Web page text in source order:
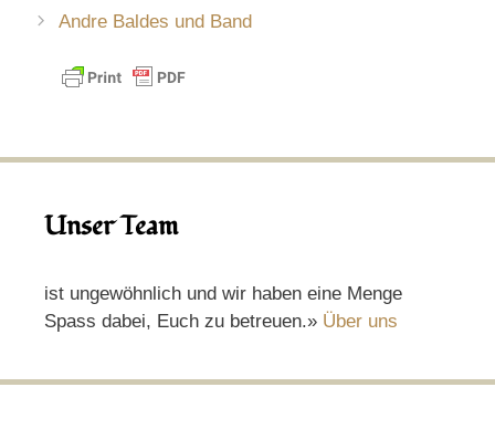
Andre Baldes und Band
Unser Team
ist ungewöhnlich und wir haben eine Menge
Spass dabei, Euch zu betreuen.» Über uns